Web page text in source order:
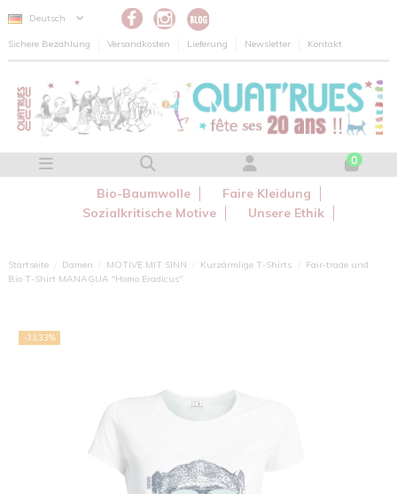
Deutsch
Sichere Bezahlung Versandkosten Lieferung Newsletter Kontakt
0
Bio-Baumwolle
Faire Kleidung
Sozialkritische Motive
Unsere Ethik
Startseite Damen MOTIVE MIT SINN Kurzärmlige T-Shirts
Fair-trade und
Bio T-Shirt MANAGUA "Homo Eradicus"
-33,33%